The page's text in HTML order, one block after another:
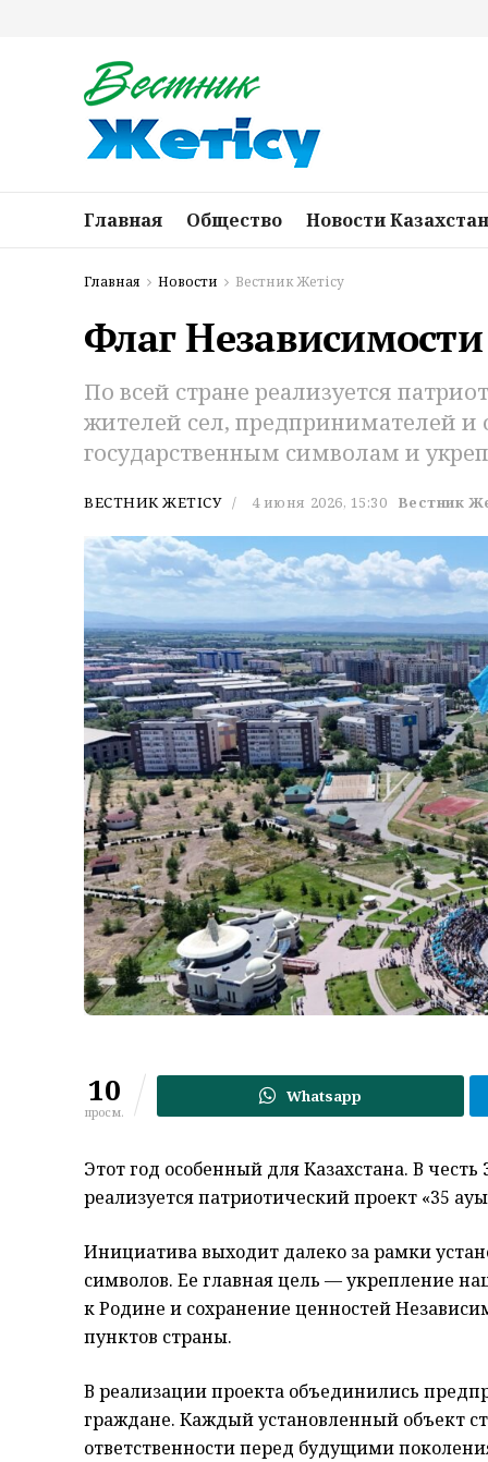
Главная Общество Новости
Главная Новости Вестник Жетісу
Флаг
По всей стране реализуется
жителей сел, предпринимателей и
государственным символам и
ВЕСТНИК ЖЕТІСУ 4 июня 2026, 15:30 Вестник
10
просм.
Whatsapp
Этот год особенный для Казахстана. В
реализуется патриотический проект «35
Инициатива выходит далеко за рамки
символов. Ее главная цель — укрепление
к Родине и сохранение ценностей
пунктов страны.
В реализации проекта объединились
граждане. Каждый установленный объект
ответственности перед будущими